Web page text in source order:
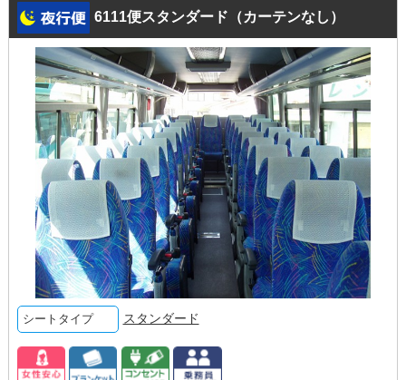
6111便スタンダード（カーテンなし）
シートタイプ スタンダード